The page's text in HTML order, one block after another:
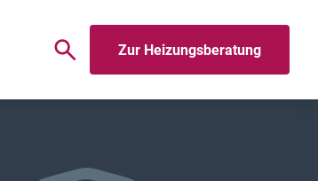
Zur Heizungsberatung